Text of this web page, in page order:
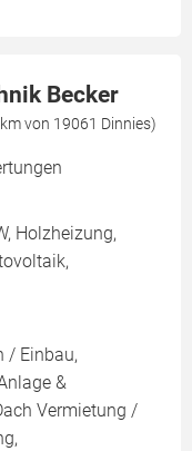
Becker
von 19061 Dinnies)
Holzheizung,
/ Einbau,
&
Vermietung /